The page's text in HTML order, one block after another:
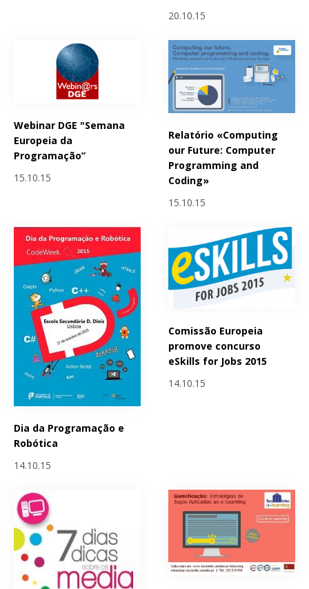
20.10.15
Webinar DGE "Semana
Europeia da
Programação”
15.10.15
Relatório «Computing
our Future: Computer
Programming and
Coding»
15.10.15
Dia da Programação e
Robótica
14.10.15
Comissão Europeia
promove concurso
eSkills for Jobs 2015
14.10.15